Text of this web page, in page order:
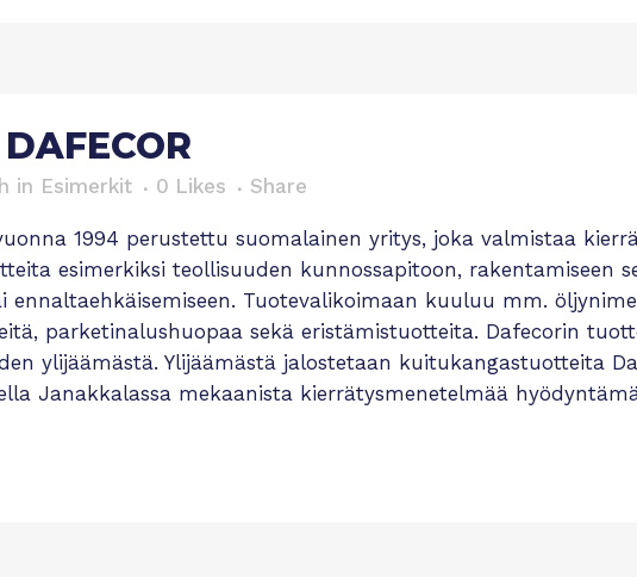
DAFECOR
in Esimerkit 0 Likes Share
1994 perustettu suomalainen yritys, joka valmistaa
esimerkiksi teollisuuden kunnossapitoon, rakentamiseen
ennaltaehkäisemiseen. Tuotevalikoimaan kuuluu mm.
parketinalushuopaa sekä eristämistuotteita. Dafecorin
ylijäämästä. Ylijäämästä jalostetaan kuitukangastuotteita
Janakkalassa mekaanista kierrätysmenetelmää